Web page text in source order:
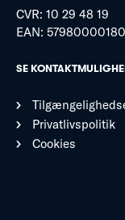
CVR: 10 29 48 19
EAN:
SE
Privatlivspolitik
Cookies